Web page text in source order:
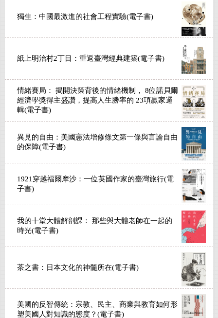
獨生：中國最激進的社會工程實驗(電子書)
紙上明治村2丁目：重返臺灣經典建築(電子書)
情緒賽局： 揭開決策背後的情緒機制， 8位諾貝爾
經濟學獎得主盛讚，提高人生勝率的 23項贏家邏
輯(電子書)
異見的自由：美國憲法增修條文第一條與言論自由
的保障(電子書)
1921穿越福爾摩沙：一位英國作家的臺灣旅行(電
子書)
我的十堂大體解剖課： 那些與大體老師在一起的
時光(電子書)
茶之書：日本文化的神髓所在(電子書)
美國的反智傳統：宗教、民主、商業與教育如何形
塑美國人對知識的態度？(電子書)